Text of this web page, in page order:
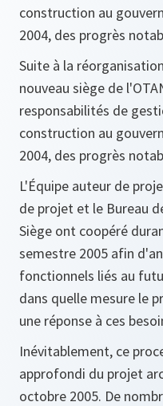
construction au
2004, des progrès
Suite à la
nouveau siège de
responsabilités de
construction au
2004, des progrès
L'Équipe auteur de
de projet et le Bureau
Siège ont coopéré
semestre 2005 afin
fonctionnels liés au
dans quelle mesure le
une réponse à ces
Inévitablement, ce
approfondi du projet
octobre 2005. De